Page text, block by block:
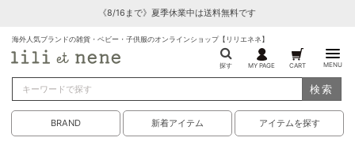
《8/16まで》夏季休業中は送料無料です
海外人気ブランドの雑貨・ベビー・子供服のオンラインショップ【リリエネネ】
探す MY PAGE CART MENU
検索
BRAND 新着アイテム アイテムを探す